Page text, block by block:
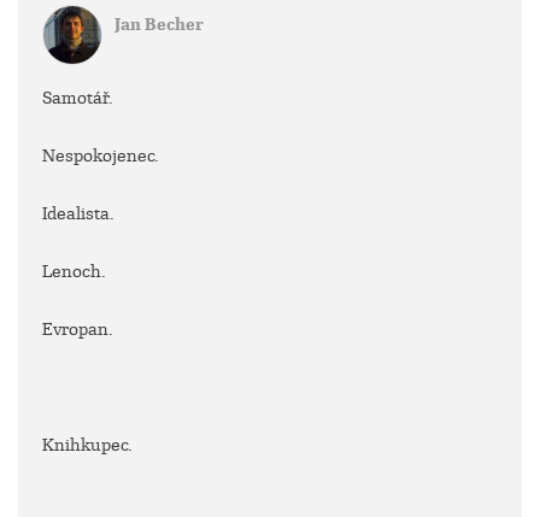
Jan Becher
Samotář.
Nespokojenec.
Idealista.
Lenoch.
Evropan.
Knihkupec.